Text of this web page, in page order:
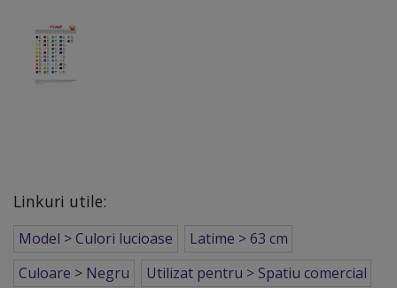
Linkuri utile:
Model > Culori lucioase
Latime > 63 cm
Culoare > Negru
Utilizat pentru > Spatiu comercial